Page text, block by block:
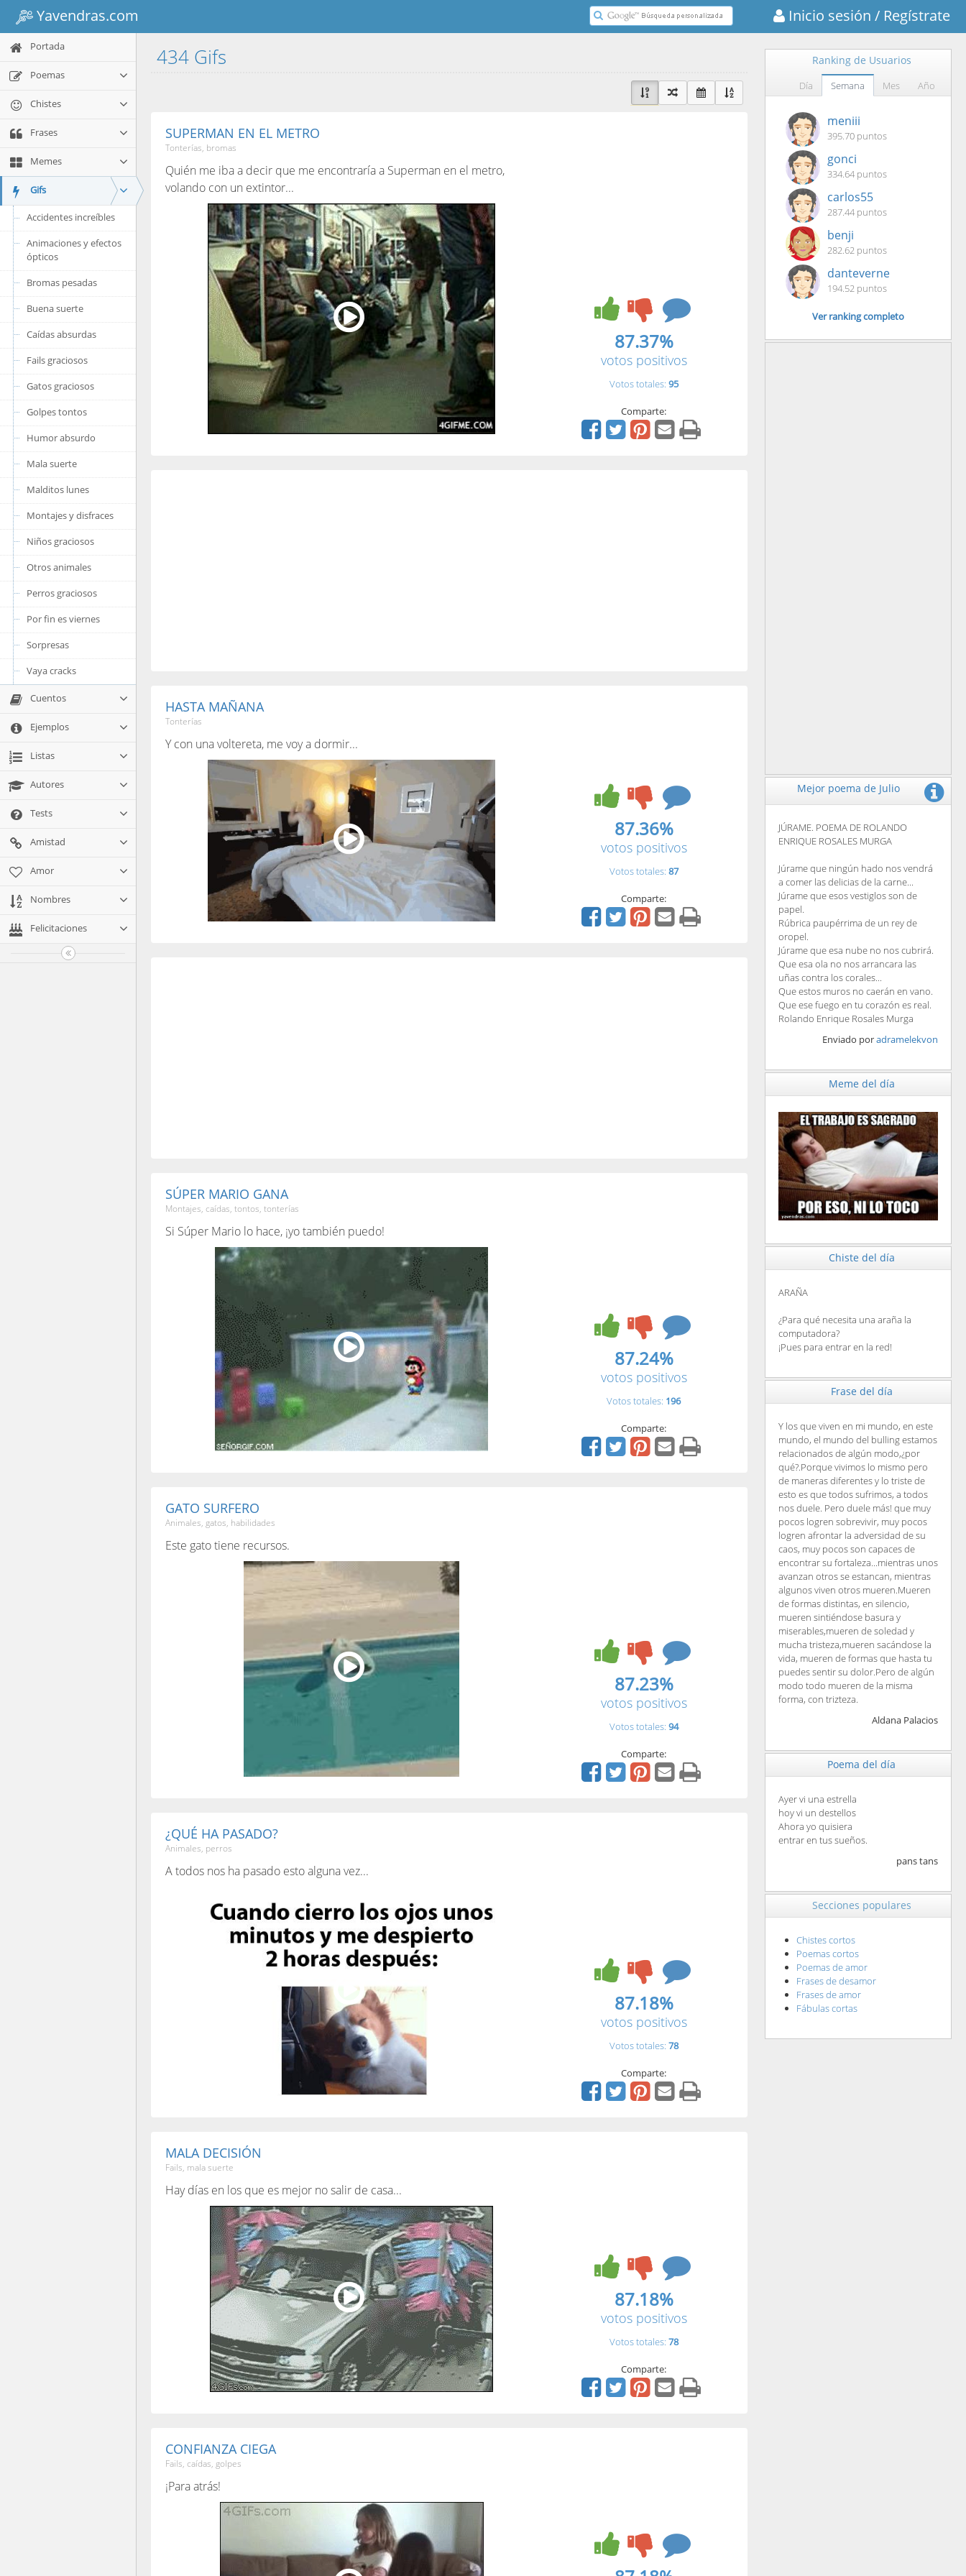
Yavendras.com Inicio sesión / Regístrate
Portada
Poemas
Chistes
Frases
Memes
Gifs
Accidentes increíbles
Animaciones y efectos
ópticos
Bromas pesadas
Buena suerte
Caídas absurdas
Fails graciosos
Gatos graciosos
Golpes tontos
Humor absurdo
Mala suerte
Malditos lunes
Montajes y disfraces
Niños graciosos
Otros animales
Perros graciosos
Por fin es viernes
Sorpresas
Vaya cracks
Cuentos
Ejemplos
Listas
Autores
Tests
Amistad
Amor
Nombres
Felicitaciones
434 Gifs
SUPERMAN EN EL METRO
Tonterías, bromas
Quién me iba a decir que me encontraría a Superman en el metro,
volando con un extintor...
87.37%
votos positivos
Votos totales: 95
Comparte:
HASTA MAÑANA
Tonterías
Y con una voltereta, me voy a dormir...
87.36%
votos positivos
Votos totales: 87
Comparte:
SÚPER MARIO GANA
Montajes, caídas, tontos, tonterías
Si Súper Mario lo hace, ¡yo también puedo!
87.24%
votos positivos
Votos totales: 196
Comparte:
GATO SURFERO
Animales, gatos, habilidades
Este gato tiene recursos.
87.23%
votos positivos
Votos totales: 94
Comparte:
¿QUÉ HA PASADO?
Animales, perros
A todos nos ha pasado esto alguna vez...
87.18%
votos positivos
Votos totales: 78
Comparte:
MALA DECISIÓN
Fails, mala suerte
Hay días en los que es mejor no salir de casa...
87.18%
votos positivos
Votos totales: 78
Comparte:
CONFIANZA CIEGA
Fails, caídas, golpes
¡Para atrás!
Ranking de Usuarios
Día Semana Mes Año
meniii
395.70 puntos
gonci
334.64 puntos
carlos55
287.44 puntos
benji
282.62 puntos
danteverne
194.52 puntos
Ver ranking completo
Mejor poema de Julio
JÚRAME. POEMA DE ROLANDO
ENRIQUE ROSALES MURGA
Júrame que ningún hado nos vendrá
a comer las delicias de la carne...
Júrame que esos vestiglos son de
papel.
Rúbrica paupérrima de un rey de
oropel.
Júrame que esa nube no nos cubrirá.
Que esa ola no nos arrancara las
uñas contra los corales...
Que estos muros no caerán en vano.
Que ese fuego en tu corazón es real.
Rolando Enrique Rosales Murga
Enviado poradramelekvon
Meme del día
Chiste del día
ARAÑA
¿Para qué necesita una araña la
computadora?
¡Pues para entrar en la red!
Frase del día
Y los que viven en mi mundo, en este
mundo, el mundo del bulling estamos
relacionados de algún modo,¿por
qué?.Porque vivimos lo mismo pero
de maneras diferentes y lo triste de
esto es que todos sufrimos, a todos
nos duele. Pero duele más! que muy
pocos logren sobrevivir, muy pocos
logren afrontar la adversidad de su
caos, muy pocos son capaces de
encontrar su fortaleza...mientras unos
avanzan otros se estancan, mientras
algunos viven otros mueren.Mueren
de formas distintas, en silencio,
mueren sintiéndose basura y
miserables,mueren de soledad y
mucha tristeza,mueren sacándose la
vida, mueren de formas que hasta tu
puedes sentir su dolor.Pero de algún
modo todo mueren de la misma
forma, con trizteza.
Aldana Palacios
Poema del día
Ayer vi una estrella
hoy vi un destellos
Ahora yo quisiera
entrar en tus sueños.
pans tans
Secciones populares
Chistes cortos
Poemas cortos
Poemas de amor
Frases de desamor
Frases de amor
Fábulas cortas